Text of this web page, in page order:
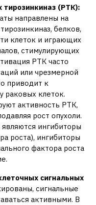
тирозинкиназ (РТК):
направлены на
белков‚
клеток и играющих
стимулирующих
РТК часто
или чрезмерной
приводит к
раковых клеток.
активность РТК‚
рост опухоли.
ингибиторы
роста)‚ ингибиторы
фактора роста
сигнальных
сигнальные
активными. В